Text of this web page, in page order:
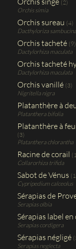
(2)
Orchis simia
Orchis sureau (4)
Dacthyloriza sambucina
Orchis tacheté (9)
Dactylorhiza maculata
Orchis tacheté
Dactylorhiza maculata
Orchis vanillé (3)
Nigritella nigra
Platanthère à
Platanthera bifolia
Platanthère à
(3)
Platanthera chlorantha
Racine de corail
Collarorhiza trifida
Sabot de Vénus
Cypripedium calceolus
Sérapias de
Serapias olbia
Sérapias label
Serapias cordigera
Sérapias négligé
Serapias neglecta